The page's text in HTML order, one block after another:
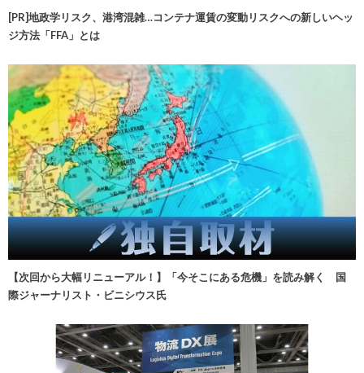
[PR]地政学リスク、港湾混雑…コンテナ運賃の変動リスクへの新しいヘッ
ジ方法「FFA」とは
【次回から大幅リニューアル！】「今そこにある危機」を読み解く 国
際ジャーナリスト・ビニシウス氏